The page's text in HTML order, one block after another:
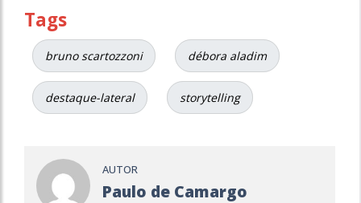
Tags
bruno scartozzoni débora aladim
destaque-lateral storytelling
AUTOR
Paulo de Camargo